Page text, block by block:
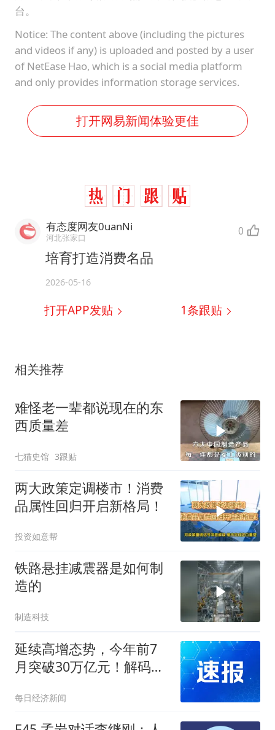
台。
Notice: The content above (including the pictures
and videos if any) is uploaded and posted by a user
of NetEase Hao, which is a social media platform
and only provides information storage services.
打开网易新闻体验更佳
有态度网友0uanNi
河北张家口 0
培育打造消费名品
2026-05-16
打开APP发贴 1条跟贴
相关推荐
难怪老一辈都说现在的东
西质量差
七猫史馆 3跟贴
两大政策定调楼市！消费
品属性回归开启新格局！
投资如意帮
铁路悬挂减震器是如何制
造的
制造科技
延续高增态势，今年前7
月突破30万亿元！解码我
每日经济新闻